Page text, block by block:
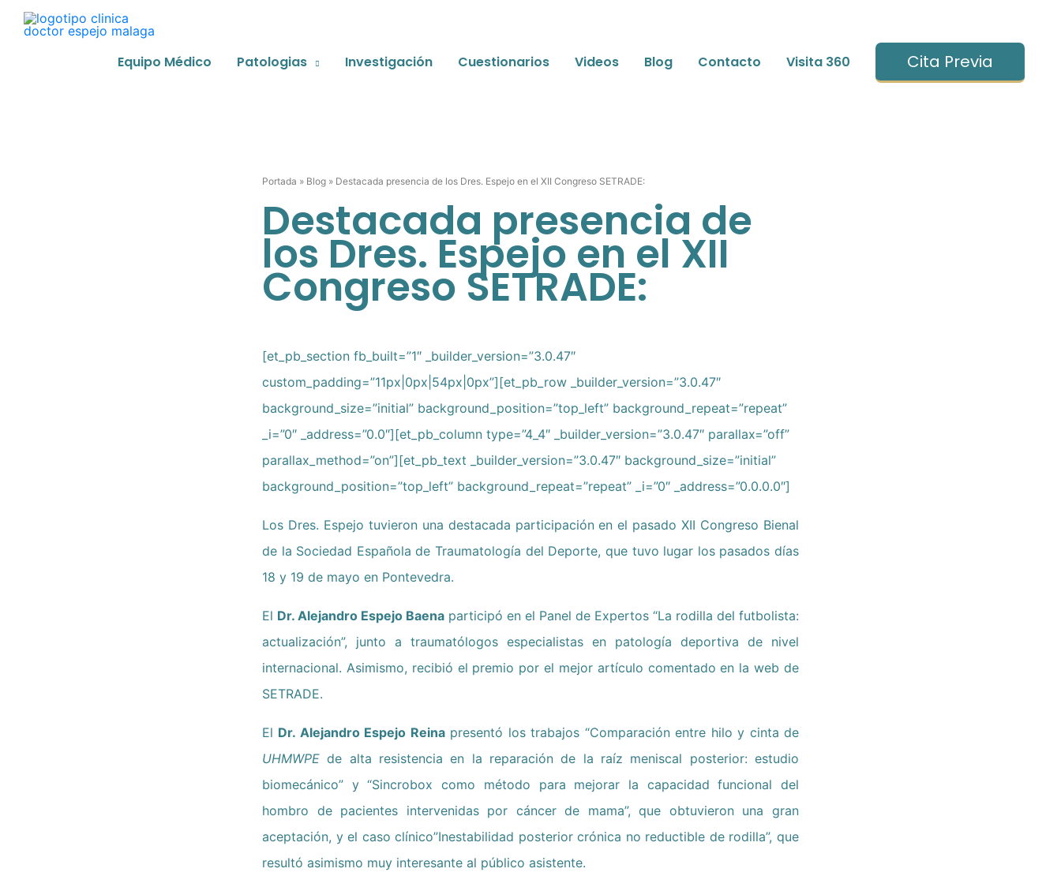
Equipo Médico Patologias Investigación Cuestionarios Videos Blog Contacto Visita 360 Cita Previa
Portada » Blog » Destacada presencia de los Dres. Espejo en el XII Congreso SETRADE:
Destacada presencia de
los Dres. Espejo en el XII
Congreso SETRADE:
[et_pb_section fb_built=”1″ _builder_version=”3.0.47″
custom_padding=”11px|0px|54px|0px”][et_pb_row _builder_version=”3.0.47″
background_size=”initial” background_position=”top_left” background_repeat=”repeat”
_i=”0″ _address=”0.0″][et_pb_column type=”4_4″ _builder_version=”3.0.47″ parallax=”off”
parallax_method=”on”][et_pb_text _builder_version=”3.0.47″ background_size=”initial”
background_position=”top_left” background_repeat=”repeat” _i=”0″ _address=”0.0.0.0″]
Los Dres. Espejo tuvieron una destacada participación en el pasado XII Congreso Bienal
de la Sociedad Española de Traumatología del Deporte, que tuvo lugar los pasados días
18 y 19 de mayo en Pontevedra.
El Dr. Alejandro Espejo Baena participó en el Panel de Expertos “La rodilla del futbolista:
actualización”, junto a traumatólogos especialistas en patología deportiva de nivel
internacional. Asimismo, recibió el premio por el mejor artículo comentado en la web de
SETRADE.
El Dr. Alejandro Espejo Reinapresentó los trabajos “Comparación entre hilo y cinta de
UHMWPE de alta resistencia en la reparación de la raíz meniscal posterior: estudio
biomecánico” y “Sincrobox como método para mejorar la capacidad funcional del
hombro de pacientes intervenidas por cáncer de mama”, que obtuvieron una gran
aceptación, y el caso clínico”Inestabilidad posterior crónica no reductible de rodilla”, que
resultó asimismo muy interesante al público asistente.